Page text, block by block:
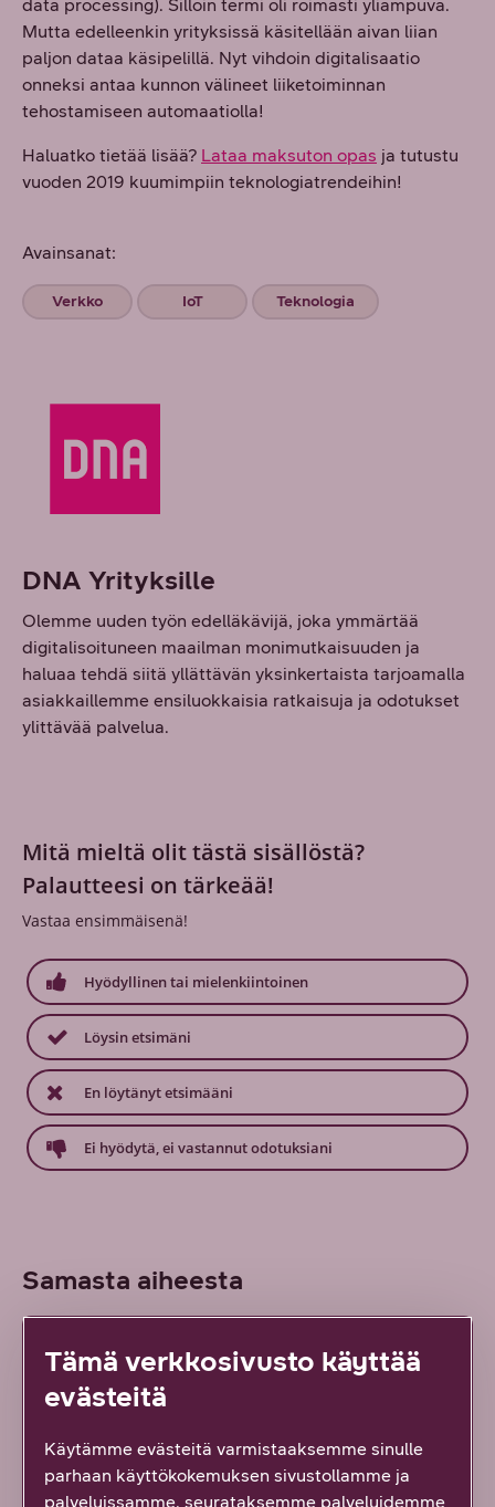
data processing). Silloin termi oli roimasti yliampuva.
Mutta edelleenkin yrityksissä käsitellään aivan liian
paljon dataa käsipelillä. Nyt vihdoin digitalisaatio
onneksi antaa kunnon välineet liiketoiminnan
tehostamiseen automaatiolla!
Haluatko tietää lisää? Lataa maksuton opas ja tutustu
vuoden 2019 kuumimpiin teknologiatrendeihin!
Avainsanat:
Verkko IoT Teknologia
DNA Yrityksille
Olemme uuden työn edelläkävijä, joka ymmärtää
digitalisoituneen maailman monimutkaisuuden ja
haluaa tehdä siitä yllättävän yksinkertaista tarjoamalla
asiakkaillemme ensiluokkaisia ratkaisuja ja odotukset
ylittävää palvelua.
Mitä mieltä olit tästä sisällöstä?
Palautteesi on tärkeää!
Vastaa ensimmäisenä!
Hyödyllinen tai mielenkiintoinen
Löysin etsimäni
En löytänyt etsimääni
Ei hyödytä, ei vastannut odotuksiani
Samasta aiheesta
Uusi tapa hallinnoida suuria lähiverkkoja: DNA
Managed Network Premium tarjoaa
ainutlaatuisen ratkaisun monimutkaisten
7/2026 DNA Yrityksille
Tämä verkkosivusto käyttää
evästeitä
Käytämme evästeitä varmistaaksemme sinulle
parhaan käyttökokemuksen sivustollamme ja
palveluissamme, seurataksemme palveluidemme